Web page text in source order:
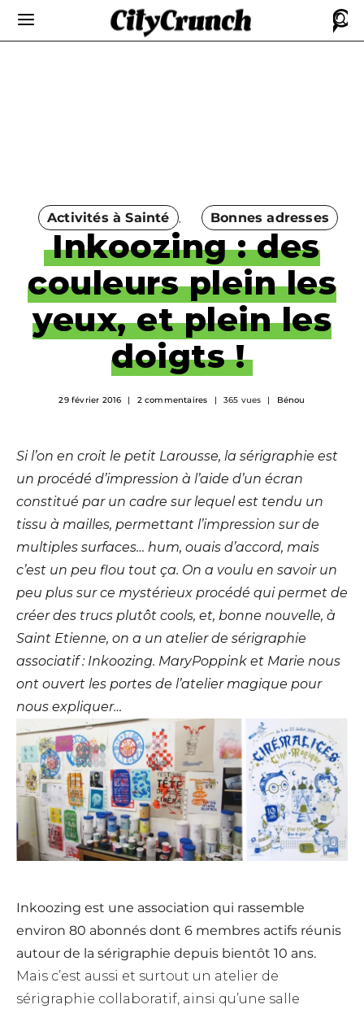
Activités à Sainté Bonnes adresses
Inkoozing : des
couleurs plein les
yeux, et plein les
doigts !
29 février 2016 2 commentaires 365 vues Bénou
Si l’on en croit le petit Larousse, la sérigraphie est
un procédé d’impression à l’aide d’un écran
constitué par un cadre sur lequel est tendu un
tissu à mailles, permettant l’impression sur de
multiples surfaces… hum, ouais d’accord, mais
c’est un peu flou tout ça. On a voulu en savoir un
peu plus sur ce mystérieux procédé qui permet de
créer des trucs plutôt cools, et, bonne nouvelle, à
Saint Etienne, on a un atelier de sérigraphie
associatif : Inkoozing. MaryPoppink et Marie nous
ont ouvert les portes de l’atelier magique pour
nous expliquer…
Inkoozing est une association qui rassemble
environ 80 abonnés dont 6 membres actifs réunis
autour de la sérigraphie depuis bientôt 10 ans.
Mais c’est aussi et surtout un atelier de
sérigraphie collaboratif, ainsi qu’une salle